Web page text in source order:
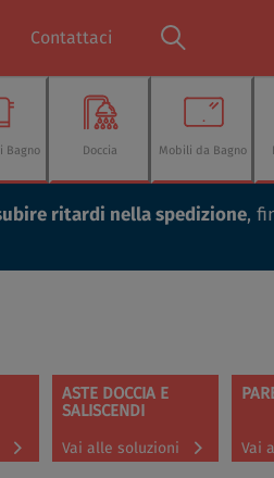
Contattaci
Bagno Doccia Mobili da Bagno
ritardi nella spedizione,
ASTE DOCCIA E
SALISCENDI
Vai alle soluzioni Vai